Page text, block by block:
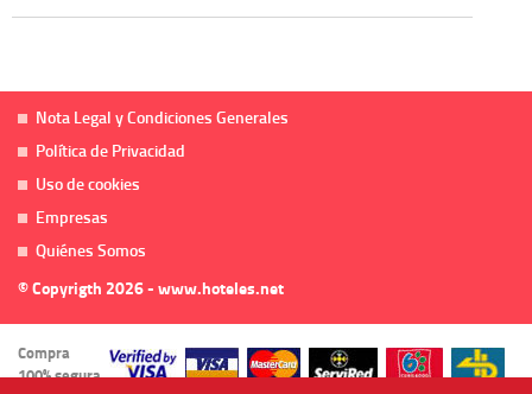
Nota Legal y Condiciones Generales
Política de Privacidad
Uso de cookies
Empresas
Quiénes Somos
© Copyrigth 2026 - www.hoteles.net
Compra
100% segura